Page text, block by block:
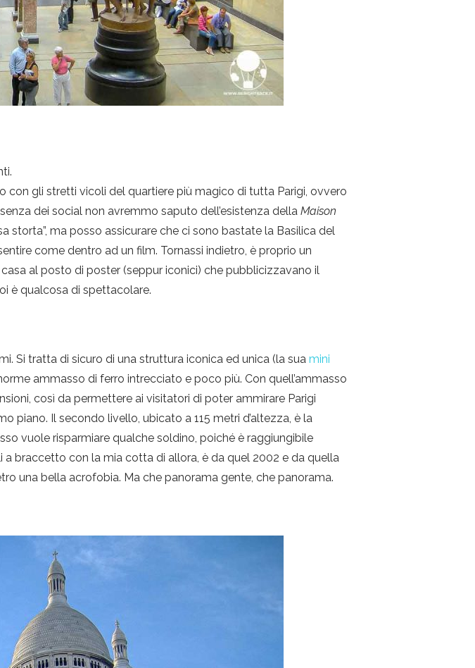
con gli stretti vicoli del quartiere più magico di tutta Parigi, ovvero
dei social non avremmo saputo dell’esistenza della Maison
storta”, ma posso assicurare che ci sono bastate la Basilica del
come dentro ad un film. Tornassi indietro, è proprio un
al posto di poster (seppur iconici) che pubblicizzavano il
è qualcosa di spettacolare.
Si tratta di sicuro di una struttura iconica ed unica (la suamini
ammasso di ferro intrecciato e poco più. Con quell’ammasso
così da permettere ai visitatori di poter ammirare Parigi
piano. Il secondo livello, ubicato a 115 metri d’altezza, è la
vuole risparmiare qualche soldino, poiché è raggiungibile
a braccetto con la mia cotta di allora, è da quel 2002 e da quella
una bella acrofobia. Ma che panorama gente, che panorama.